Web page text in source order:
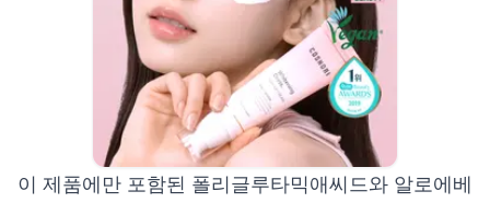
이 제품에만 포함된 폴리글루타믹애씨드와 알로에베